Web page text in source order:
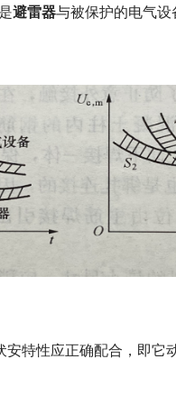
避雷器与被保护的电气设
安特性应正确配合，即它